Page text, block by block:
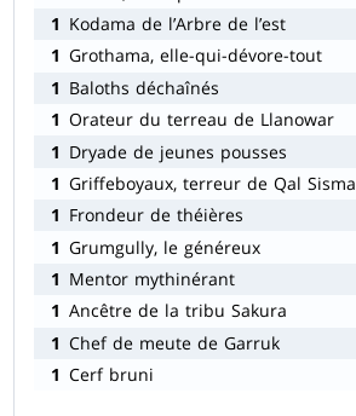
1 Kodama de l’Arbre de l’est
1 Grothama, elle-qui-dévore-tout
1 Baloths déchaînés
1 Orateur du terreau de Llanowar
1 Dryade de jeunes pousses
1 Griffeboyaux, terreur de Qal Sisma
1 Frondeur de théières
1 Grumgully, le généreux
1 Mentor mythinérant
1 Ancêtre de la tribu Sakura
1 Chef de meute de Garruk
1 Cerf bruni